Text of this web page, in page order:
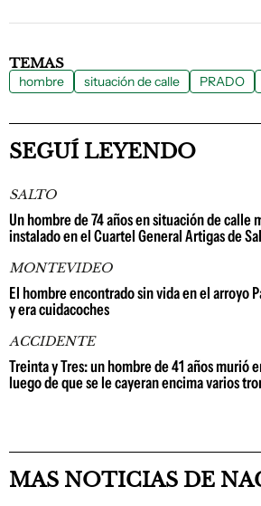
TEMAS
hombre situación de calle PRADO
SEGUÍ LEYENDO
SALTO
Un hombre de 74 años en situación de calle
instalado en el Cuartel General Artigas de
MONTEVIDEO
El hombre encontrado sin vida en el arroyo
y era cuidacoches
ACCIDENTE
Treinta y Tres: un hombre de 41 años murió
luego de que se le cayeran encima varios
MAS NOTICIAS DE